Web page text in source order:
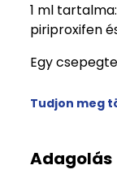
1 ml
piriproxifen
Egy
Tudjon meg
Adagolás